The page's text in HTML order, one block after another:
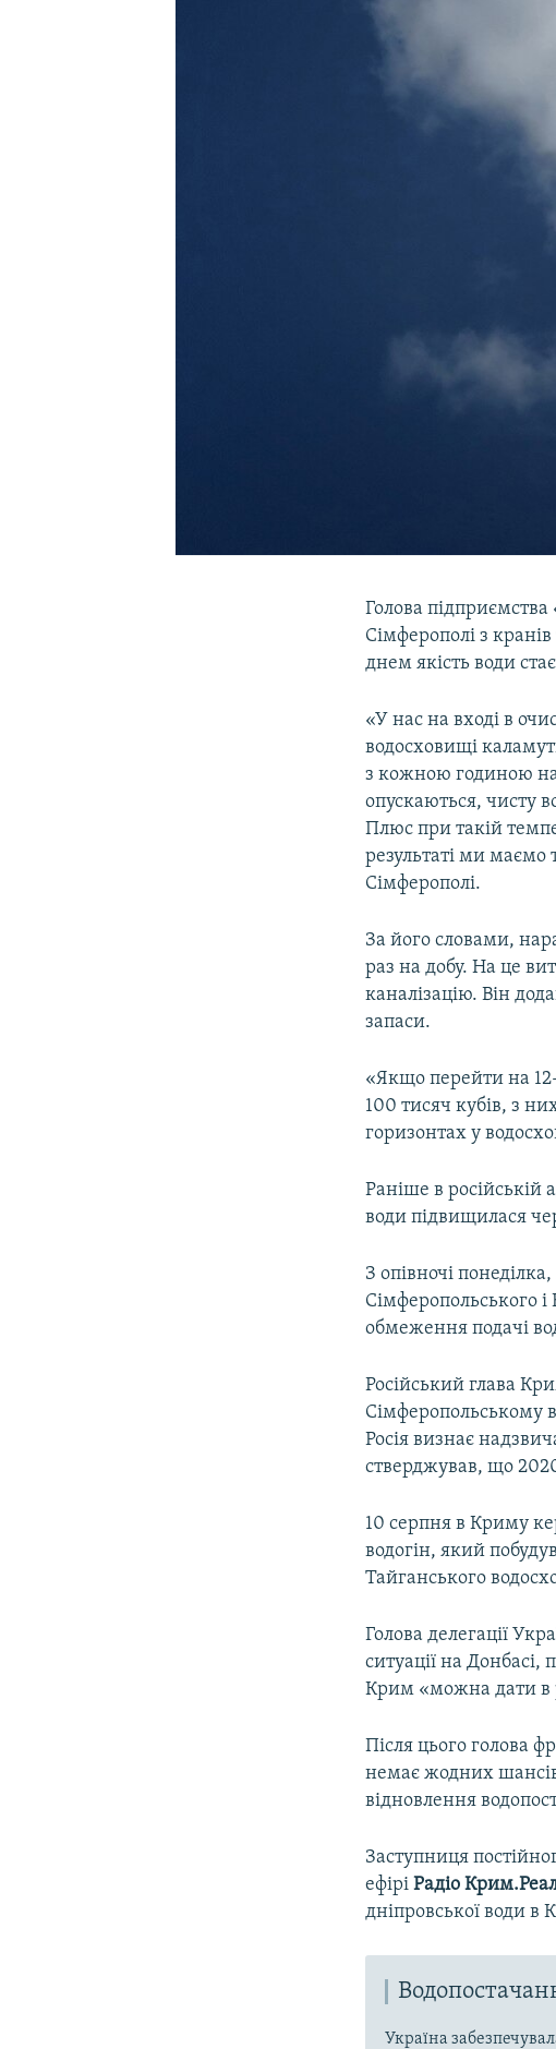
Голова
Сімферополі з
днем якість води
«У нас на вході в
водосховищі
з кожною годиною на
опускаються, чисту
Плюс при такій
результаті ми маємо
Сімферополі.
За його словами,
раз на добу. На це
каналізацію. Він
запаси.
«Якщо перейти на
100 тисяч кубів, з
горизонтах у
Раніше в російській
води підвищилася
З опівночі
Сімферопольського
обмеження подачі
Російський глава
Сімферопольському
Росія визнає
стверджував, що
10 серпня в Криму
водогін, який
Тайганського
Голова делегації
ситуації на
Крим «можна дати в
Після цього голова
немає жодних
відновлення
Заступниця
ефіріРадіо
дніпровської води в
Україна